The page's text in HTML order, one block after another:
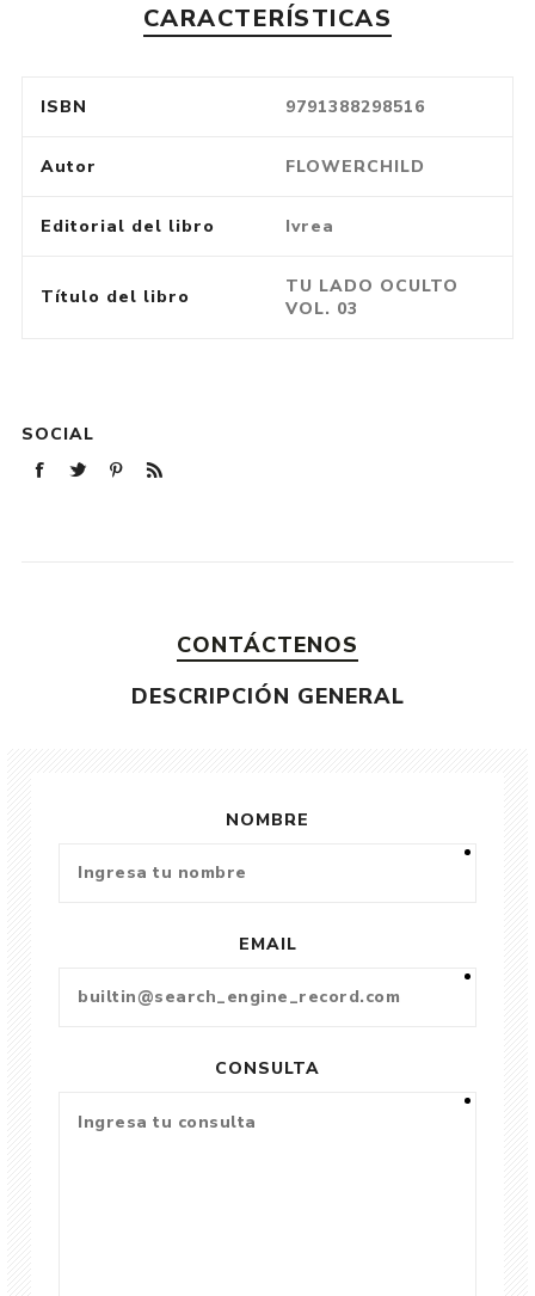
CARACTERÍSTICAS
ISBN 9791388298516
Autor FLOWERCHILD
Editorial del libro Ivrea
Título del libro
TU LADO OCULTO
VOL. 03
SOCIAL
CONTÁCTENOS
DESCRIPCIÓN GENERAL
NOMBRE
EMAIL
CONSULTA